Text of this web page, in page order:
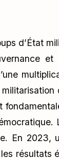
d’État
En 2023,
résultats